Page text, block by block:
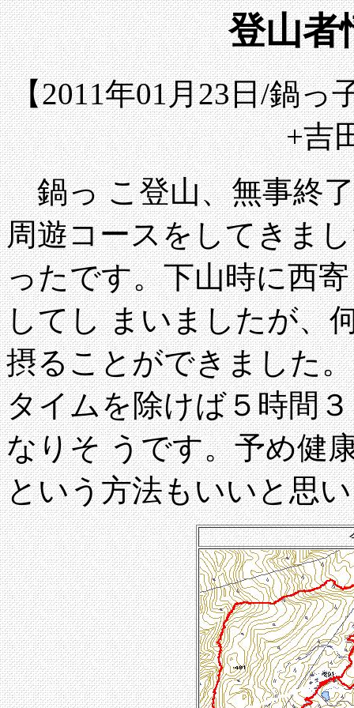
登山者
【2011年01月23日/鍋っ
+吉
鍋っ こ登山、無事終
周遊コースをしてきま
ったです。下山時に西
してし まいましたが、
摂ることができました
タイムを除けば５時間
なりそ うです。予め健
という方法もいいと思